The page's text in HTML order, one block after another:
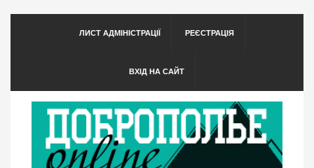
ЛИСТ АДМІНІСТРАЦІЇ РЕЄСТРАЦІЯ
ВХІД НА САЙТ